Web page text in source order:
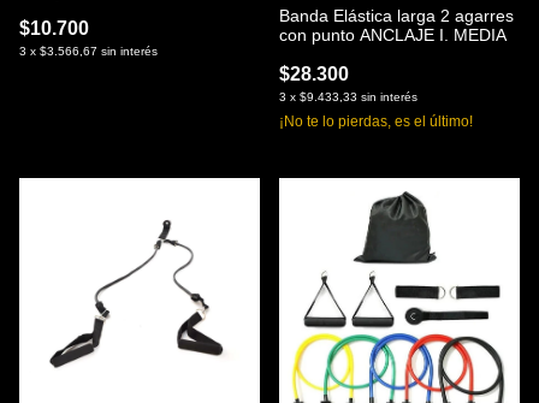
$10.700
3 x $3.566,67 sin interés
Banda Elástica larga 2 agarres
con punto ANCLAJE I. MEDIA
$28.300
3 x $9.433,33 sin interés
¡No te lo pierdas, es el último!